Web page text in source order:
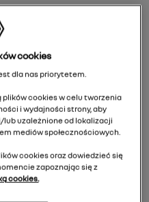
cookies
dla nas priorytetem.
plików cookies w celu tworzenia
i wydajności strony, aby
uzależnione od lokalizacji
mediów społecznościowych.
cookies oraz dowiedzieć się
zapoznając się z
cookies.